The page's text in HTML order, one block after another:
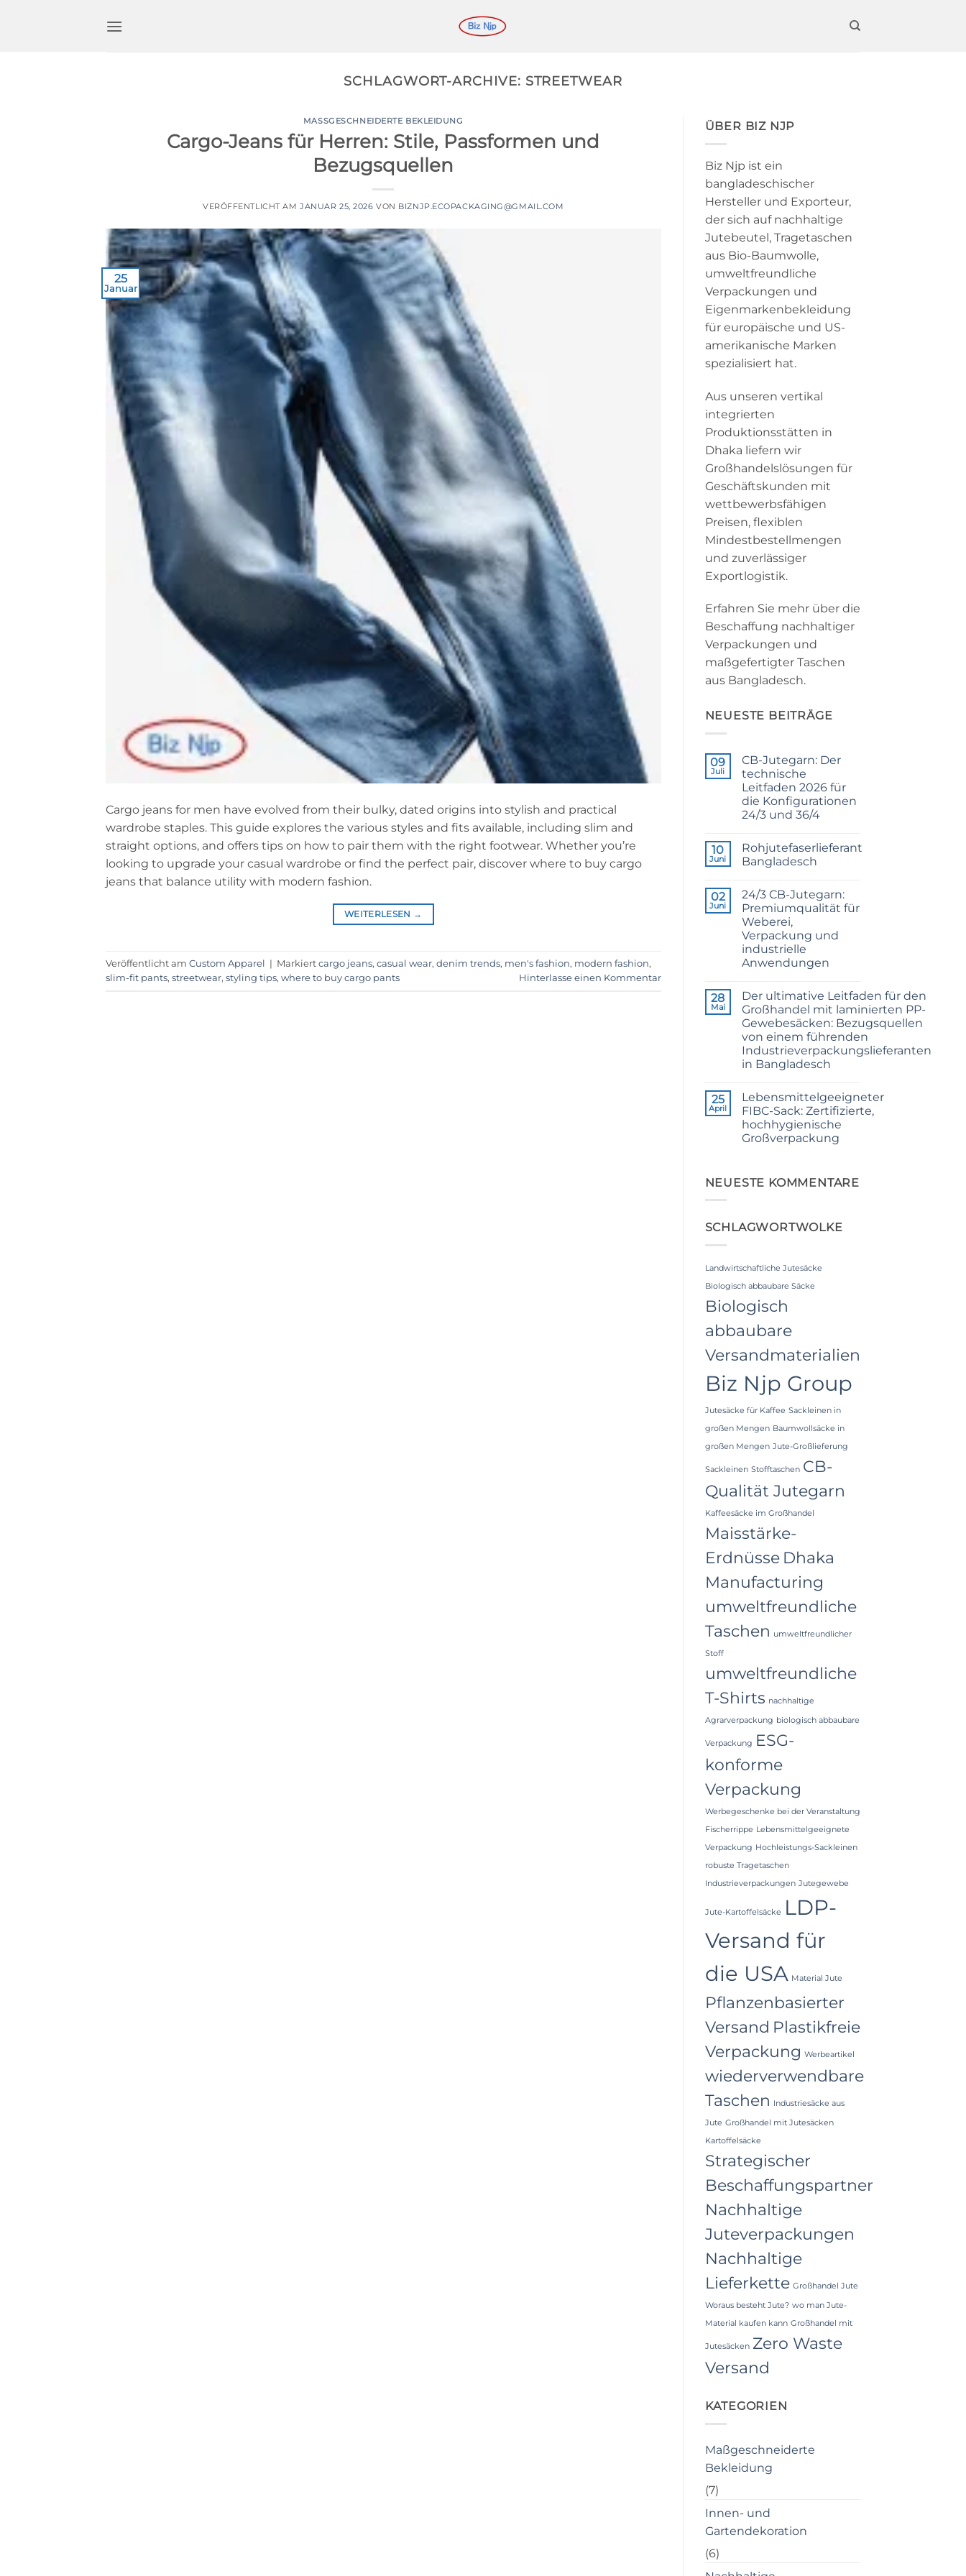
SCHLAGWORT-ARCHIVE: STREETWEAR
MASSGESCHNEIDERTE BEKLEIDUNG
Cargo-Jeans für Herren: Stile, Passformen und
Bezugsquellen
VERÖFFENTLICHT AMJANUAR 25, 2026 VON BIZNJP.ECOPACKAGING@GMAIL.COM
25
Januar
Cargo jeans for men have evolved from their bulky, dated origins into stylish and practical
wardrobe staples. This guide explores the various styles and fits available, including slim and
straight options, and offers tips on how to pair them with the right footwear. Whether you’re
looking to upgrade your casual wardrobe or find the perfect pair, discover where to buy cargo
jeans that balance utility with modern fashion.
WEITERLESEN →
Veröffentlicht am Custom Apparel | Markiert cargo jeans, casual wear, denim trends, men's fashion, modern fashion,
slim-fit pants, streetwear, styling tips, where to buy cargo pants Hinterlasse einen Kommentar
ÜBER BIZ NJP
Biz Njp ist ein
bangladeschischer
Hersteller und Exporteur,
der sich auf nachhaltige
Jutebeutel, Tragetaschen
aus Bio-Baumwolle,
umweltfreundliche
Verpackungen und
Eigenmarkenbekleidung
für europäische und US-
amerikanische Marken
spezialisiert hat.
Aus unseren vertikal
integrierten
Produktionsstätten in
Dhaka liefern wir
Großhandelslösungen für
Geschäftskunden mit
wettbewerbsfähigen
Preisen, flexiblen
Mindestbestellmengen
und zuverlässiger
Exportlogistik.
Erfahren Sie mehr über die
Beschaffung nachhaltiger
Verpackungen und
maßgefertigter Taschen
aus Bangladesch.
NEUESTE BEITRÄGE
09
Juli
CB-Jutegarn: Der
technische
Leitfaden 2026 für
die Konfigurationen
24/3 und 36/4
zu
CB
Grade
The
Technical
2026
Guide
to
24/3
and
36/4
Configurations
10
Juni
Rohjutefaserlieferant
Bangladesch
zu
Raw
Jute
Fibre
Supplier
Bangladesh
02
Juni
24/3 CB-Jutegarn:
Premiumqualität für
Weberei,
Verpackung und
industrielle
Anwendungen
zu
24/3
CB
Grade
Jute
Yarn:
Premium
Quality
for
and
Industrial
Applications
28
Mai
Der ultimative Leitfaden für den
Großhandel mit laminierten PP-
Gewebesäcken: Bezugsquellen
von einem führenden
Industrieverpackungslieferanten
in Bangladesch
zu
The
Ultimate
Guide
to
Laminated
Wholesale:
Sourcing
Industrial
Bangladesh
25
April
Lebensmittelgeeigneter
FIBC-Sack: Zertifizierte,
hochhygienische
Großverpackung
Food
Grade
High-
NEUESTE KOMMENTARE
SCHLAGWORTWOLKE
Landwirtschaftliche Jutesäcke
Biologisch abbaubare Säcke
Biologisch
abbaubare
Versandmaterialien
Biz Njp Group
Jutesäcke für Kaffee Sackleinen in
großen Mengen Baumwollsäcke in
großen Mengen Jute-Großlieferung
Sackleinen Stofftaschen CB-
Qualität Jutegarn
Kaffeesäcke im Großhandel
Maisstärke-
Erdnüsse Dhaka
Manufacturing
umweltfreundliche
Taschen umweltfreundlicher
Stoff
umweltfreundliche
T-Shirts nachhaltige
Agrarverpackung biologisch abbaubare
Verpackung ESG-
konforme
Verpackung
Werbegeschenke bei der Veranstaltung
Fischerrippe Lebensmittelgeeignete
Verpackung Hochleistungs-Sackleinen
robuste Tragetaschen
Industrieverpackungen Jutegewebe
Jute-Kartoffelsäcke
LDP-
Versand für
die USA Material Jute
Pflanzenbasierter
Versand Plastikfreie
Verpackung Werbeartikel
wiederverwendbare
Taschen Industriesäcke aus
Jute Großhandel mit Jutesäcken
Kartoffelsäcke
Strategischer
Beschaffungspartner
Nachhaltige
Juteverpackungen
Nachhaltige
Lieferkette Großhandel Jute
Woraus besteht Jute? wo man Jute-
Material kaufen kann Großhandel mit
Jutesäcken Zero Waste
Versand
KATEGORIEN
Maßgeschneiderte
Bekleidung
(7)
Innen- und
Gartendekoration
(6)